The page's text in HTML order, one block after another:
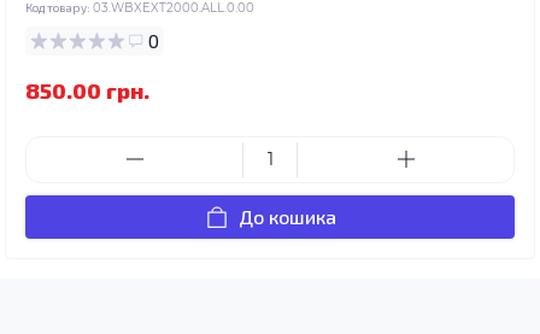
Код товару: 03.WBXEXT2000.ALL.0.00
0
850.00 грн.
До кошика